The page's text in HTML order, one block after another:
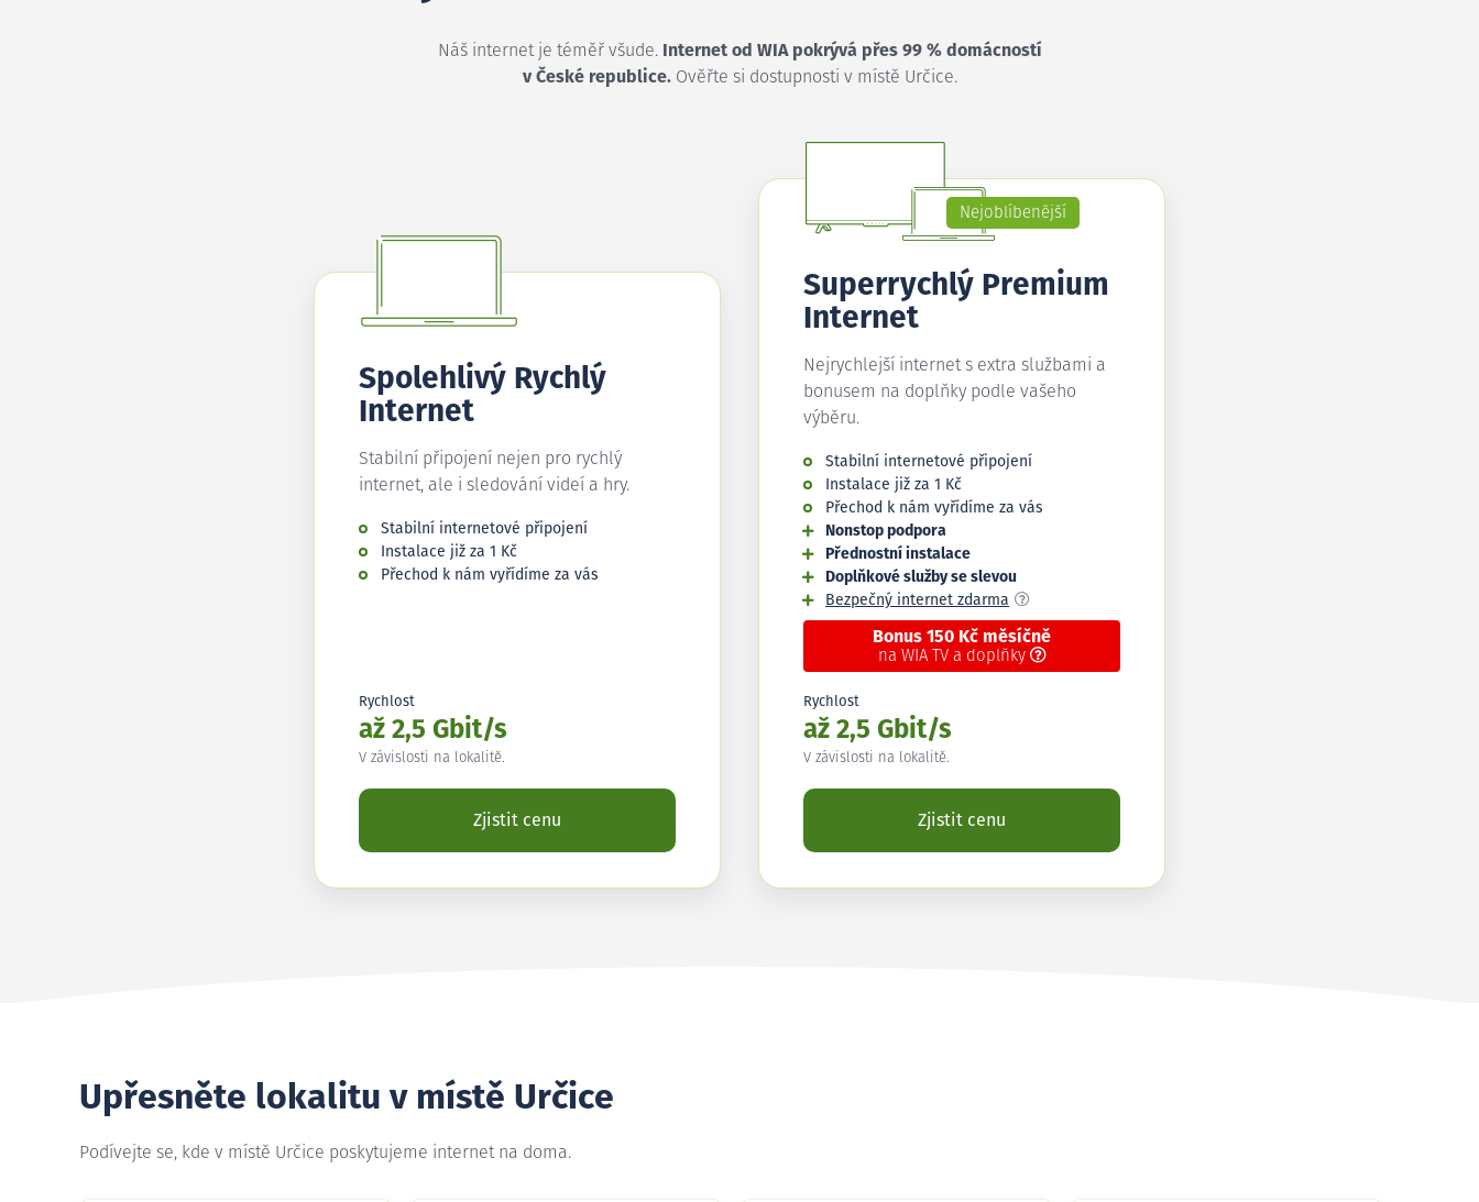
Náš internet je téměř všude.
Internet od WIA pokrývá přes 99 % domácností
v České republice.Ověřte si dostupnosti v místě Určice.
Spolehlivý Rychlý
Internet
Stabilní připojení nejen pro rychlý
internet, ale i sledování videí a hry.
Stabilní internetové připojení
Instalace již za 1 Kč
Přechod k nám vyřídíme za vás
Rychlost
až 2,5 Gbit/s
V závislosti na lokalitě.
Zjistit cenu
Nejoblíbenější
Superrychlý Premium
Internet
Nejrychlejší internet s extra službami a
bonusem na doplňky podle vašeho
výběru.
Stabilní internetové připojení
Instalace již za 1 Kč
Přechod k nám vyřídíme za vás
Nonstop podpora
Přednostní instalace
Doplňkové služby se slevou
Bezpečný internet zdarma
Bonus 150 Kč měsíčně
na WIA TV a doplňky
Rychlost
až 2,5 Gbit/s
V závislosti na lokalitě.
Zjistit cenu
Upřesněte lokalitu v místě Určice
Podívejte se, kde v místě Určice poskytujeme internet na doma.